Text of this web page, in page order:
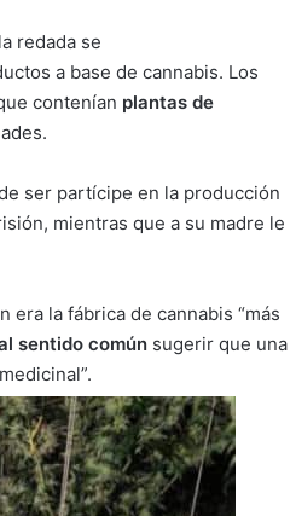
redada se
a base de cannabis. Los
contenían plantas de
ser partícipe en la producción
mientras que a su madre le
era la fábrica de cannabis “más
sentido común sugerir que una